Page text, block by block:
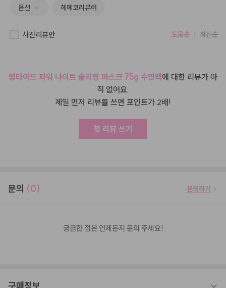
옵션 헤메코리뷰어
사진리뷰만 도움순 최신순
펩타이드 파워 나이트 슬리핑 마스크 75g 수면팩에 대한 리뷰가 아
직 없어요.
제일 먼저 리뷰를 쓰면 포인트가 2배!
첫 리뷰 쓰기
문의 (0) 문의하기
궁금한 점은 언제든지 문의 주세요!